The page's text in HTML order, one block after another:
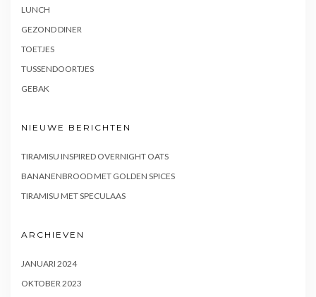
LUNCH
GEZOND DINER
TOETJES
TUSSENDOORTJES
GEBAK
NIEUWE BERICHTEN
TIRAMISU INSPIRED OVERNIGHT OATS
BANANENBROOD MET GOLDEN SPICES
TIRAMISU MET SPECULAAS
ARCHIEVEN
JANUARI 2024
OKTOBER 2023